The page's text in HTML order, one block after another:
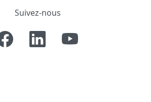
Suivez-nous